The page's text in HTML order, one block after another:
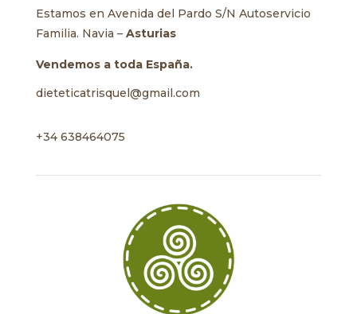
Estamos en Avenida del Pardo S/N Autoservicio
Familia. Navia – Asturias
Vendemos a toda España.
dieteticatrisquel@gmail.com
+34 638464075